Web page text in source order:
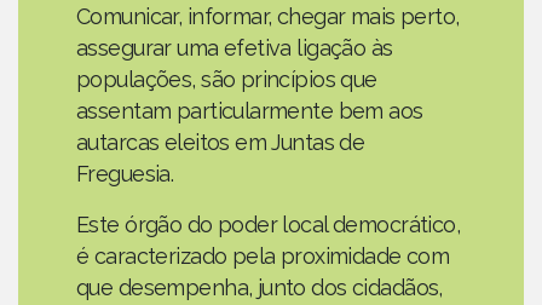
Comunicar, informar, chegar mais perto,
assegurar uma efetiva ligação às
populações, são princípios que
assentam particularmente bem aos
autarcas eleitos em Juntas de
Freguesia.
Este órgão do poder local democrático,
é caracterizado pela proximidade com
que desempenha, junto dos cidadãos,